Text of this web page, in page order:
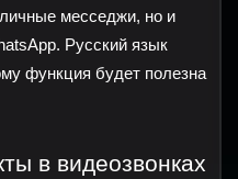
месседжи, но и
Русский язык
функция будет полезна
в видеозвонках